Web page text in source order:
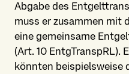
Abgabe des
muss er zusammen mit
eine gemeinsame
(Art. 10 EntgTranspRL).
könnten beispielsweise